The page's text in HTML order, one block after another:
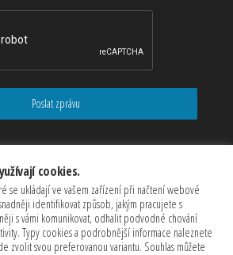
Poslat zprávu
cookies.
se ukládají ve vašem zařízení při načtení webové
identifikovat způsob, jakým pracujete s
s vámi komunikovat, odhalit podvodné chování
Typy cookies a podrobnější informace naleznete
zvolit svou preferovanou variantu. Souhlas můžete